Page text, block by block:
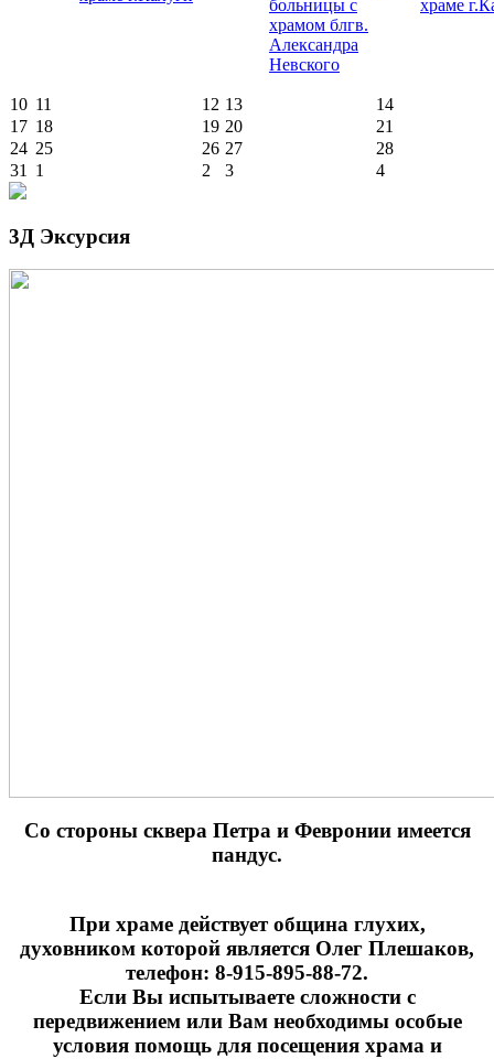
больницы с
храмом блгв.
Александра
Невского
храме
10 11 12 13
14
17 18 19 20
21
24 25 26 27
28
31
1 2 3 4
3Д Эксурсия
Cо стороны сквера Петра и Февронии имеется
пандус.
При храме действует община глухих,
духовником которой является Олег Плешаков,
телефон: 8-915-895-88-72.
Если Вы испытываете сложности с
передвижением или Вам необходимы особые
условия помощь для посещения храма и